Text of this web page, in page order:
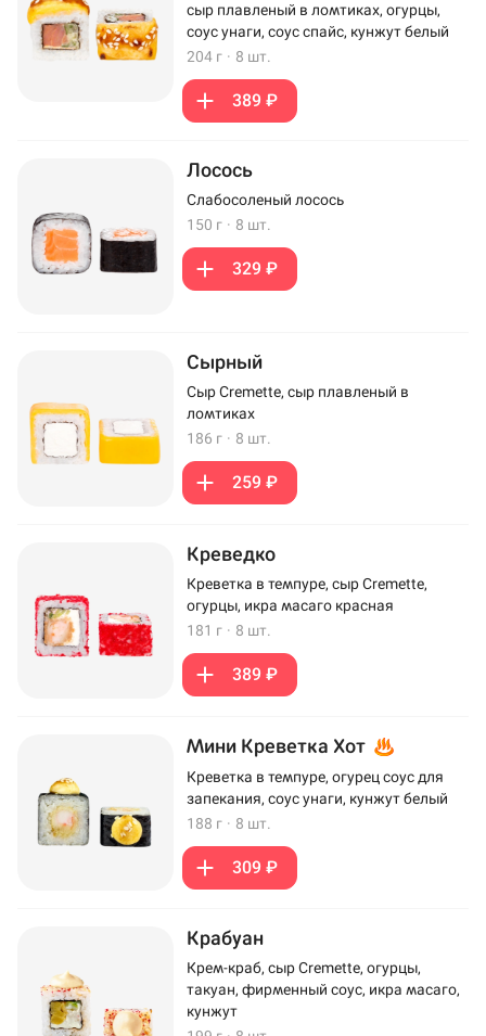
сыр плавленый в ломтиках, огурцы,
соус унаги, соус спайс, кунжут белый
204 г · 8 шт.
389 ₽
Лосось
Слабосоленый лосось
150 г · 8 шт.
329 ₽
Сырный
Сыр Cremette, сыр плавленый в
ломтиках
186 г · 8 шт.
259 ₽
Креведко
Креветка в темпуре, сыр Cremette,
огурцы, икра масаго красная
181 г · 8 шт.
389 ₽
Мини Креветка Хот
Креветка в темпуре, огурец соус для
запекания, соус унаги, кунжут белый
188 г · 8 шт.
309 ₽
Крабуан
Крем-краб, сыр Cremette, огурцы,
такуан, фирменный соус, икра масаго,
кунжут